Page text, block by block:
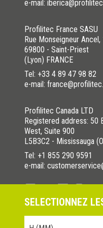
SELECTIONNEZ
e-mail:
Profilitec France SASU
Rue Monseigneur Ancel,
69800 - Saint-Priest
(Lyon) FRANCE
Tel: +33 4 89 47 98 82
e-mail:
Profilitec Canada LTD
Registered address: 50
West, Suite 900
L5B3C2 - Mississauga
Tel: +1 855 290 9591
e-mail: